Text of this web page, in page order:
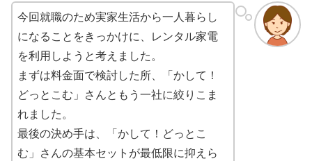
今回就職のため実家生活から一人暮らし
になることをきっかけに、レンタル家電
を利用しようと考えました。
まずは料金面で検討した所、「かして！
どっとこむ」さんともう一社に絞りこま
れました。
最後の決め手は、「かして！どっとこ
む」さんの基本セットが最低限に抑えら